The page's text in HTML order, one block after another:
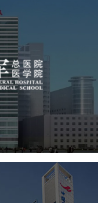
院 301医
设 定制开发
病医院